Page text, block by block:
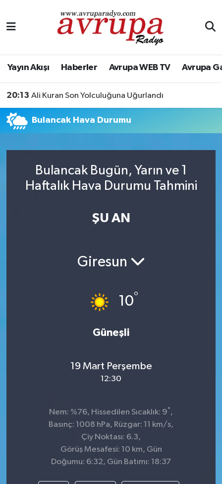
Yayın Akışı Haberler Avrupa WEB TV Avrupa
20:13 Ali Kuran Son Yolculuğuna Uğurlandı
Bulancak Hava Durumu
Bulancak Bugün, Yarın ve 1
Haftalık Hava Durumu Tahmini
ŞU AN
Giresun
10°
Güneşli
19 Mart Perşembe
12:30
Nem: %76, Hissedilen Sıcaklık: 9° ,
Basınç: 1008 hPa, Rüzgar: 11 km/s,
Çiy Noktası: 6.3,
Görüş Mesafesi: 10 km, Gün
Doğumu: 6:32, Gün Batımı: 18:37
Yayın Akışı
Haberler
KÜLTÜR-SANAT
Genel
Nöbetçi Eczaneler
Hava Durumu
Tüm Manşetler
Son Dakika Haberleri